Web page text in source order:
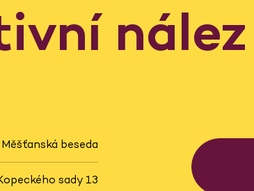
nález
Měšťanská beseda
sady 13